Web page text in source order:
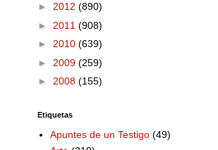
► 2012 (890)
► 2011 (908)
► 2010 (639)
► 2009 (259)
► 2008 (155)
Etiquetas
Apuntes de un Testigo (49)